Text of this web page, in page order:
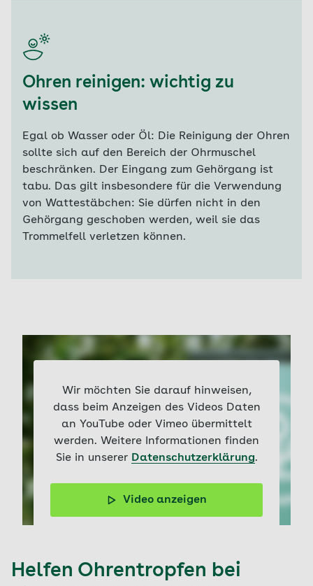
Ohren reinigen: wichtig zu
wissen
Egal ob Wasser oder Öl: Die Reinigung der Ohren
sollte sich auf den Bereich der Ohrmuschel
beschränken. Der Eingang zum Gehörgang ist
tabu. Das gilt insbesondere für die Verwendung
von Wattestäbchen: Sie dürfen nicht in den
Gehörgang geschoben werden, weil sie das
Trommelfell verletzen können.
Wir möchten Sie darauf hinweisen,
dass beim Anzeigen des Videos Daten
an YouTube oder Vimeo übermittelt
werden. Weitere Informationen finden
Sie in unserer Datenschutzerklärung.
Video anzeigen
Doc Felix erklärt im Video, wie sich Ohrenschmalz bildet
und wie man es richtig entfernt.
Helfen Ohrentropfen bei